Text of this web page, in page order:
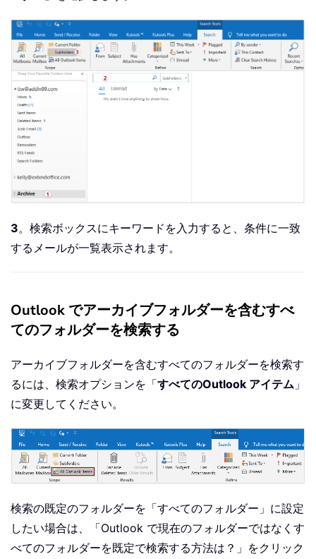
3。検索ボックスにキーワードを入力すると、条件に一致
するメールが一覧表示されます。
Outlook でアーカイブフォルダーを含むすべ
てのフォルダーを検索する
アーカイブフォルダーを含むすべてのフォルダーを検索す
るには、検索オプションを「すべてのOutlook アイテム 」
に変更してください。
検索の既定のフォルダーを「すべてのフォルダー」に設定
したい場合は、「Outlook で現在のフォルダーではなくす
べてのフォルダーを既定で検索する方法は？」をクリック